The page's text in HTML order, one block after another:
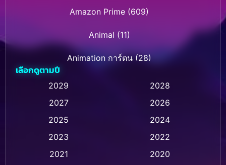
Amazon Prime (609)
Animal (11)
Animation การ์ตูน(28)
Animation การ์ตูน (235)
Animation การ์ตูน (32)
Animation แอนิเมชัน (1)
เลือกดูตามปี
2029
2028
2027
2026
2025
2024
2023
2022
2021
2020